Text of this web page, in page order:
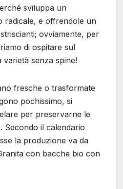
sviluppa un
radicale, e offrendole un
ovviamente, per
di ospitare sul
senza spine!
fresche o trasformate
pochissimo, si
per preservarne le
Secondo il calendario
la produzione va da
con bacche bio con